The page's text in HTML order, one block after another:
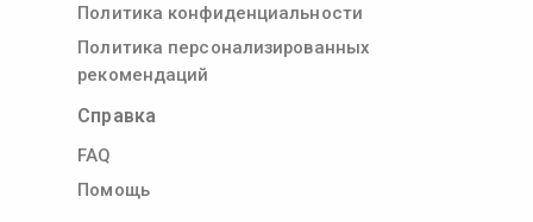
Политика конфиденциальности
Политика персонализированных
рекомендаций
Справка
FAQ
Помощь